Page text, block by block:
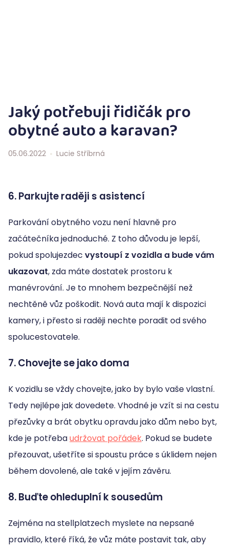
Jaký potřebuji řidičák pro
obytné auto a karavan?
05.06.2022 Lucie Stříbrná
6. Parkujte raději s asistencí
Parkování obytného vozu není hlavně pro
začátečníka jednoduché. Z toho důvodu je lepší,
pokud spolujezdec vystoupí z vozidla a bude vám
ukazovat, zda máte dostatek prostoru k
manévrování. Je to mnohem bezpečnější než
nechtěně vůz poškodit. Nová auta mají k dispozici
kamery, i přesto si raději nechte poradit od svého
spolucestovatele.
7. Chovejte se jako doma
K vozidlu se vždy chovejte, jako by bylo vaše vlastní.
Tedy nejlépe jak dovedete. Vhodné je vzít si na cestu
přezůvky a brát obytku opravdu jako dům nebo byt,
kde je potřebaudržovat pořádek. Pokud se budete
přezouvat, ušetříte si spoustu práce s úklidem nejen
během dovolené, ale také v jejím závěru.
8. Buďte ohleduplní k sousedům
Zejména na stellplatzech myslete na nepsané
pravidlo, které říká, že vůz máte postavit tak, aby